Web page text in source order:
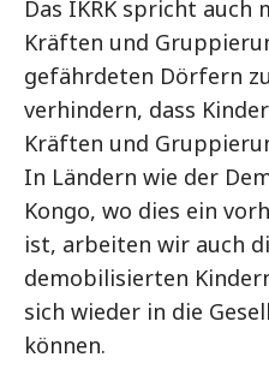
Das IKRK spricht auch
Kräften und
gefährdeten Dörfern
verhindern, dass
Kräften und
In Ländern wie der
Kongo, wo dies ein
ist, arbeiten wir auch
demobilisierten
sich wieder in die
können.